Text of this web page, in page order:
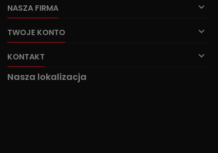
NASZA FIRMA 
TWOJE KONTO 
KONTAKT 
Nasza lokalizacja